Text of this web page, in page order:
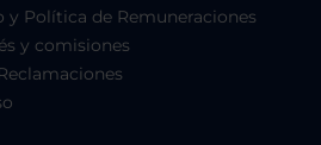
y Política de Remuneraciones
y comisiones